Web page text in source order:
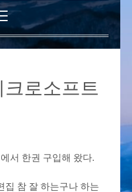
기
본
메
뉴
로소프트
서 한권 구입해 왔다.
집 참 잘 하는구나 하는